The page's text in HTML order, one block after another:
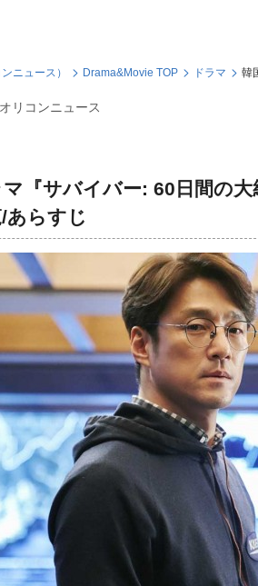
ニュース） Drama&Movie TOP ドラマ 韓
オリコンニュース
『サバイバー: 60日間の
あらすじ